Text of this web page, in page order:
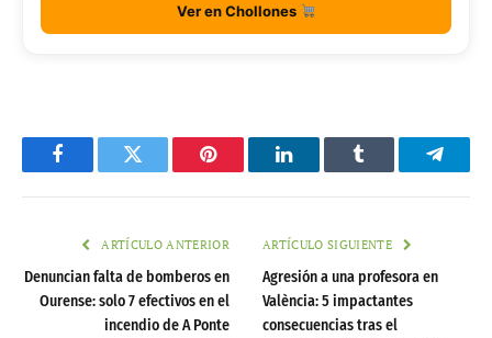
Ver en Chollones
FacebookTwitter Pinterest LinkedInTumblr
ARTÍCULO ANTERIOR
Denuncian falta de bomberos en
Ourense: solo 7 efectivos en el
incendio de A Ponte
ARTÍCULO SIGUIENTE
Agresión a una profesora en
València: 5 impactantes
consecuencias tras el